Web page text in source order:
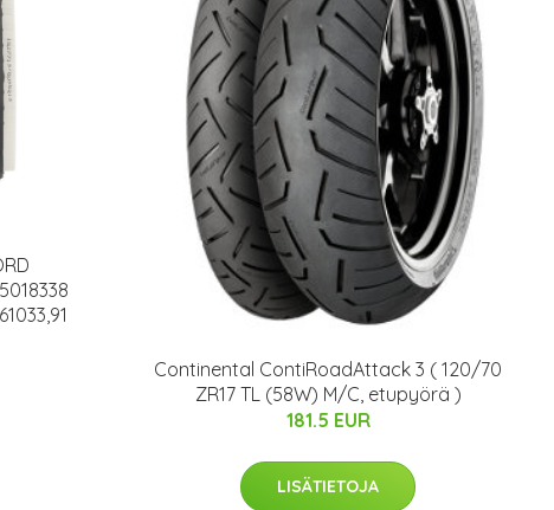
Continental ContiRoadAttack 3 ( 120/70
ZR17 TL (58W) M/C, etupyörä )
181.5 EUR
LISÄTIETOJA